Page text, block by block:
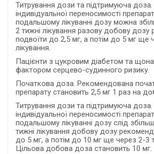
Титрування дози та підтримуюча
індивідуальної переносимості
подальшому лікуванні дозу можна
2 тижні лікування разову добову дозу
подвоїти до 2,5 мг, а потім до 5 мг ще
лікування.
Пацієнти з цукровим діабетом та
фактором серцево-судинного ризику.
Початкова доза. Рекомендована
препарату становить 2,5 мг 1 раз на
Титрування дози та підтримуюча
індивідуальної переносимості
подальшому лікуванні дозу слід
тижні лікування добову дозу
до 5 мг, а потім до 10 мг ще через 2-3
Цільова добова доза становить 10 мг.